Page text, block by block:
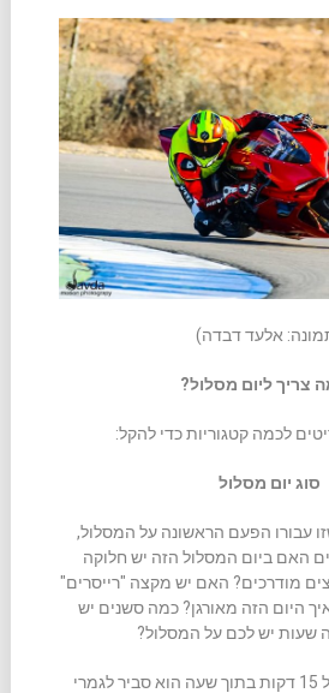
אלעד דבדה)
צריך ליום מסלול?
לכמה קטגוריות כדי להקל:
סוג יום מסלול
עבורו הפעם הראשונה על המסלול,
האם ביום המסלול הזה יש חלוקה
מודרכים? האם יש מקצה "רייסרים"
היום הזה מאורגן? כמה סשנים יש
שעות יש לכם על המסלול?
שווה לדעת שסשן של 15 דקות בתוך שעה הוא סביר לגמרי